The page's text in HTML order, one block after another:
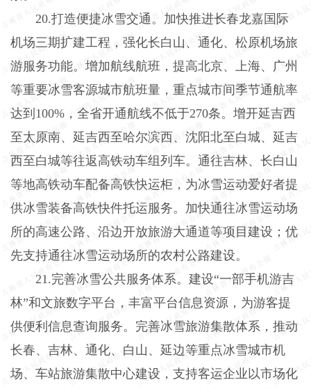
20.打造便捷冰雪交通。加快推进长春龙嘉国际
机场三期扩建工程，强化长白山、通化、松原机场旅
游服务功能。增加航线航班，提高北京、上海、广州
等重要冰雪客源城市航班量，重点城市间季节通航率
达到100%，全省开通航线不低于270条。增开延吉西
至太原南、延吉西至哈尔滨西、沈阳北至白城、延吉
西至白城等往返高铁动车组列车。通往吉林、长白山
等地高铁动车配备高铁快运柜，为冰雪运动爱好者提
供冰雪装备高铁快件托运服务。加快通往冰雪运动场
所的高速公路、沿边开放旅游大通道等项目建设；优
先支持通往冰雪运动场所的农村公路建设。
21.完善冰雪公共服务体系。建设“一部手机游吉
林”和文旅数字平台，丰富平台信息资源，为游客提
供便利信息查询服务。完善冰雪旅游集散体系，推动
长春、吉林、通化、白山、延边等重点冰雪城市机
场、车站旅游集散中心建设，支持客运企业以市场化